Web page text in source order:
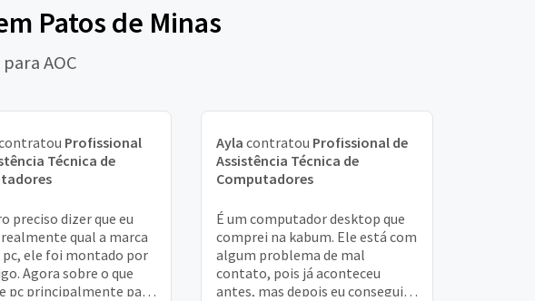
Patos de Minas
AOC
Profissional
Técnica de
preciso dizer que eu
qual a marca
pc, ele foi montado por
Agora sobre o que
pc principalmente para
Ayla contratou Profissional de
Assistência Técnica de
Computadores
É um computador desktop que
comprei na kabum. Ele está com
algum problema de mal
contato, pois já aconteceu
antes, mas depois eu consegui